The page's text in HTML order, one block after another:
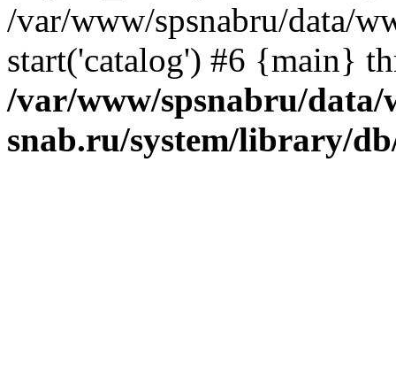
/var/www/spsnabru/data/
start('catalog') #6 {main}
/var/www/spsnabru/data/
snab.ru/system/library/